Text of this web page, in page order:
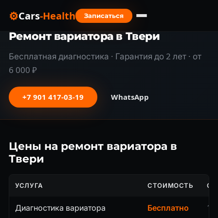
⚙Cars-Health Записаться
Главная › Тверь › Ремонт вариатора
Ремонт вариатора в Твери
Бесплатная диагностика · Гарантия до 2 лет · от
6 000 ₽
+7 901 417-03-19 WhatsApp
Цены на ремонт вариатора в
Твери
УСЛУГА СТОИМОСТЬ
Диагностика вариатора Бесплатно